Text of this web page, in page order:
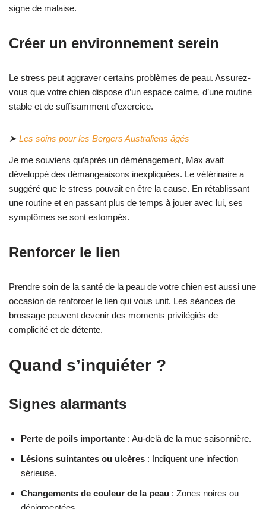
signe de malaise.
Créer un environnement serein
Le stress peut aggraver certains problèmes de peau. Assurez-
vous que votre chien dispose d’un espace calme, d’une routine
stable et de suffisamment d’exercice.
➤ Les soins pour les Bergers Australiens âgés
Je me souviens qu’après un déménagement, Max avait
développé des démangeaisons inexpliquées. Le vétérinaire a
suggéré que le stress pouvait en être la cause. En rétablissant
une routine et en passant plus de temps à jouer avec lui, ses
symptômes se sont estompés.
Renforcer le lien
Prendre soin de la santé de la peau de votre chien est aussi une
occasion de renforcer le lien qui vous unit. Les séances de
brossage peuvent devenir des moments privilégiés de
complicité et de détente.
Quand s’inquiéter ?
Signes alarmants
Perte de poils importante : Au-delà de la mue saisonnière.
Lésions suintantes ou ulcères : Indiquent une infection
sérieuse.
Changements de couleur de la peau : Zones noires ou